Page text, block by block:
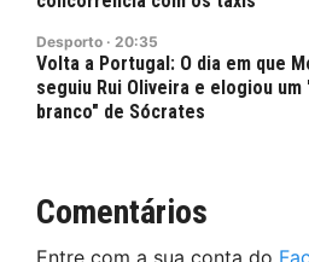
Desporto · 20:35
Volta a Portugal: O dia em que
seguiu Rui Oliveira e elogiou
branco" de Sócrates
Comentários
Entre com a sua conta do